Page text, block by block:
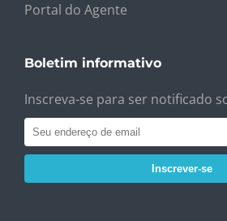
Portal do Agente
Boletim informativo
Inscreva-se para ser notificado
Inscrever-se